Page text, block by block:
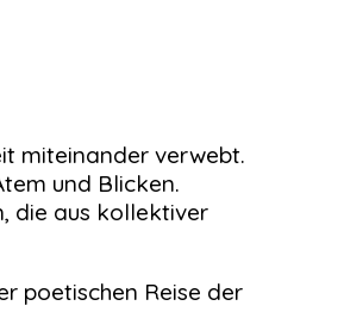
miteinander verwebt.
und Blicken.
die aus kollektiver
poetischen Reise der